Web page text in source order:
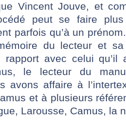
Vincent Jouve, et
peut se faire
parfois qu’à un
du lecteur et
rapport avec celui
le lecteur du
avons affaire à
et à plusieurs
Larousse, Camus, la